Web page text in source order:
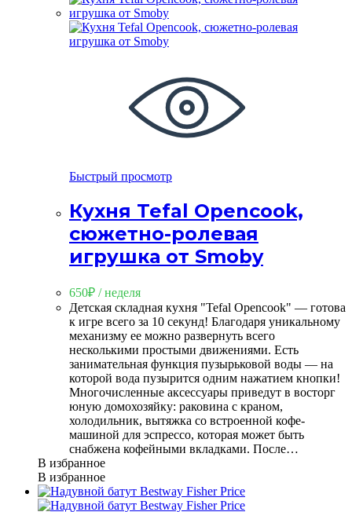
Быстрый просмотр
Кухня Tefal Opencook,
сюжетно-ролевая
игрушка от Smoby
650₽ / неделя
Детская складная кухня "Tefal Opencook" — готова
к игре всего за 10 секунд! Благодаря уникальному
механизму ее можно развернуть всего
несколькими простыми движениями. Есть
занимательная функция пузырьковой воды — на
которой вода пузырится одним нажатием кнопки!
Многочисленные аксессуары приведут в восторг
юную домохозяйку: раковина с краном,
холодильник, вытяжка со встроенной кофе-
машиной для эспрессо, которая может быть
снабжена кофейными вкладками. После…
В избранное
В избранное